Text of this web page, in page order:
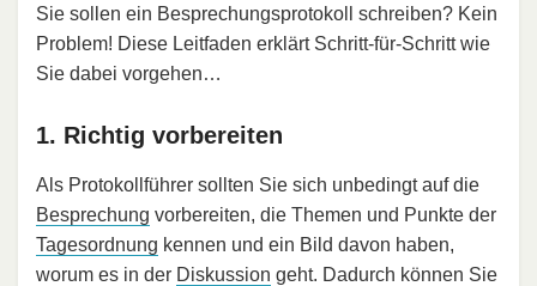
Sie sollen ein Besprechungsprotokoll schreiben? Kein
Problem! Diese Leitfaden erklärt Schritt-für-Schritt wie
Sie dabei vorgehen…
1. Richtig vorbereiten
Als Protokollführer sollten Sie sich unbedingt auf die
Besprechung vorbereiten, die Themen und Punkte der
Tagesordnung kennen und ein Bild davon haben,
worum es in der Diskussion geht. Dadurch können Sie